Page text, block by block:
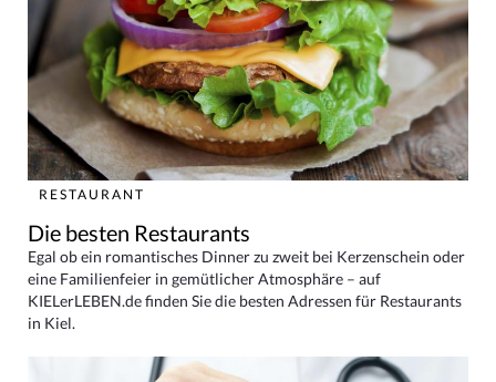
RESTAURANT
Die besten Restaurants
Egal ob ein romantisches Dinner zu zweit bei Kerzenschein oder
eine Familienfeier in gemütlicher Atmosphäre – auf
KIELerLEBEN.de finden Sie die besten Adressen für Restaurants
in Kiel.